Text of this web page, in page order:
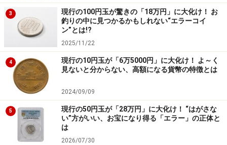
れ、そのクラスの人民政府を指導することになっていま
す。
そのうち全人代の代表を選出することができるクラス
は、省・自治区・直轄市（北京、天津・重慶・上海）・
特別行政区（香港・マカオ）となっています。また、軍
も代表を選出することができます。
具体的には、省などクラスの人民代表大会が、全人代の
代表を選ぶ形になっています。このクラスの下にはさら
3
現行の100円玉が驚きの「18万円」に大化け！ お
釣りの中に見つかるかもしれない“エラーコイ
ン”とは!?
2025/11/22
4
現行の10円玉が「6万5000円」に大化け！ よ～く
見ないと分からない、高額になる貨幣の特徴とは
2024/09/09
5
現行の50円玉が「28万円」に大化け！ “はがさな
い”方がいい、お宝になり得る「エラー」の正体と
は
2026/07/30